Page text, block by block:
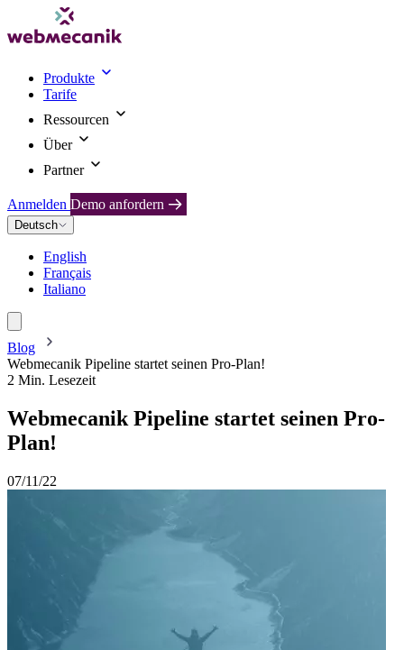
Produkte
Tarife
Ressourcen
Über
Partner
Anmelden Demo anfordern
Deutsch
English
Français
Italiano
Blog
Webmecanik Pipeline startet seinen Pro-Plan!
2 Min. Lesezeit
Webmecanik Pipeline startet seinen Pro-
Plan!
07/11/22